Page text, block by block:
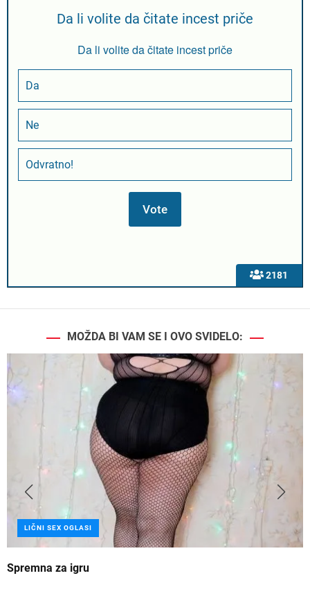
2181
Da li volite da čitate incest priče
Da li volite da čitate incest priče
Da
Ne
Odvratno!
MOŽDA BI VAM SE I OVO SVIDELO:
LIČNI SEX OGLASI
Spremna za igru